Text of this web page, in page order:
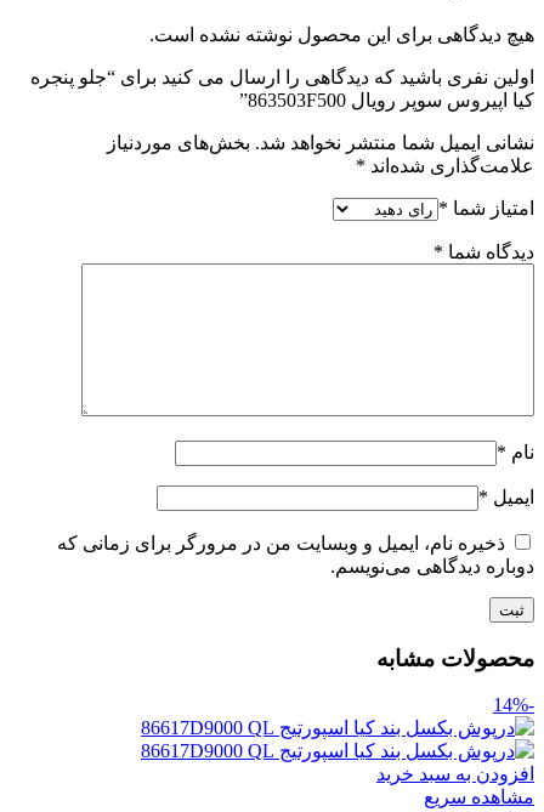
هیچ دیدگاهی برای این محصول نوشته نشده است.
اولین نفری باشید که دیدگاهی را ارسال می کنید برای “جلو پنجره
کیا اپیروس سوپر رویال 863503F500”
نشانی ایمیل شما منتشر نخواهد شد. بخش‌های موردنیاز
علامت‌گذاری شده‌اند *
امتیاز شما *
دیدگاه شما *
نام *
ایمیل *
ذخیره نام، ایمیل و وبسایت من در مرورگر برای زمانی که
دوباره دیدگاهی می‌نویسم.
محصولات مشابه
-14%
افزودن به سبد خرید
مشاهده سریع